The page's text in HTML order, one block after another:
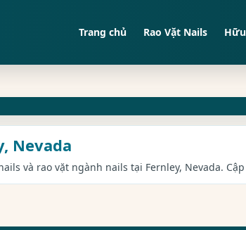
Trang chủ Rao Vặt Nails
Nevada
và rao vặt ngành nails tại Fernley, Nevada.